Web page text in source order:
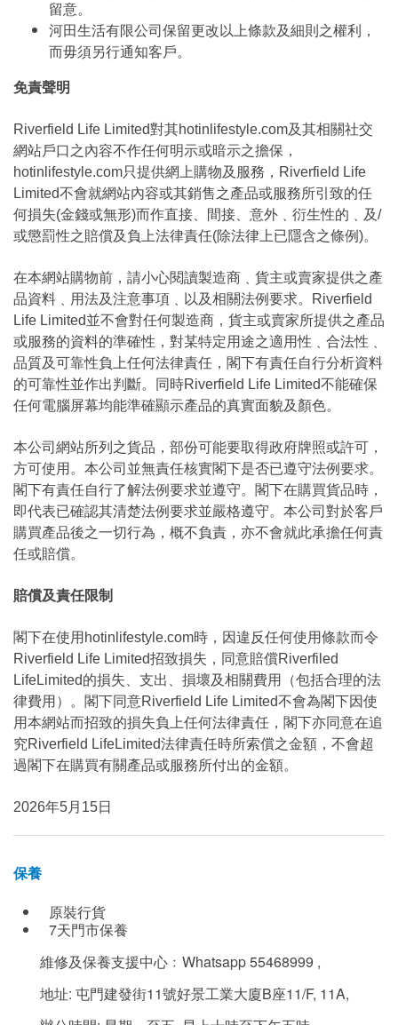
留意。
河田生活有限公司保留更改以上條款及細則之權利，
而毋須另行通知客戶。
免責聲明
Riverfield Life Limited對其hotinlifestyle.com及其相關社交
網站戶口之內容不作任何明示或暗示之擔保，
hotinlifestyle.com只提供網上購物及服務，Riverfield Life
Limited不會就網站內容或其銷售之產品或服務所引致的任
何損失(金錢或無形)而作直接、間接、意外﹑衍生性的﹑及/
或懲罰性之賠償及負上法律責任(除法律上已隱含之條例)。
在本網站購物前，請小心閱讀製造商﹑貨主或賣家提供之產
品資料﹑用法及注意事項﹑以及相關法例要求。Riverfield
Life Limited並不會對任何製造商，貨主或賣家所提供之產品
或服務的資料的準確性，對某特定用途之適用性﹑合法性﹑
品質及可靠性負上任何法律責任，閣下有責任自行分析資料
的可靠性並作出判斷。同時Riverfield Life Limited不能確保
任何電腦屏幕均能準確顯示產品的真實面貌及顏色。
本公司網站所列之貨品，部份可能要取得政府牌照或許可，
方可使用。本公司並無責任核實閣下是否已遵守法例要求。
閣下有責任自行了解法例要求並遵守。閣下在購買貨品時，
即代表已確認其清楚法例要求並嚴格遵守。本公司對於客戶
購買產品後之一切行為，概不負責，亦不會就此承擔任何責
任或賠償。
賠償及責任限制
閣下在使用hotinlifestyle.com時，因違反任何使用條款而令
Riverfield Life Limited招致損失，同意賠償Riverfiled
LifeLimited的損失、支出、損壞及相關費用（包括合理的法
律費用）。閣下同意Riverfield Life Limited不會為閣下因使
用本網站而招致的損失負上任何法律責任，閣下亦同意在追
究Riverfield LifeLimited法律責任時所索償之金額，不會超
過閣下在購買有關產品或服務所付出的金額。
2026年5月15日
保養
原裝行貨
7天門市保養
維修及保養支援中心﹕Whatsapp 55468999 ,
地址: 屯門建發街11號好景工業大廈B座11/F, 11A,